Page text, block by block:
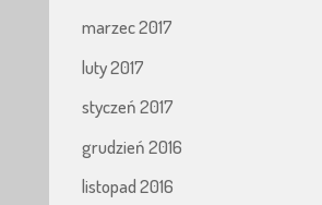
marzec 2017
luty 2017
styczeń 2017
grudzień 2016
listopad 2016